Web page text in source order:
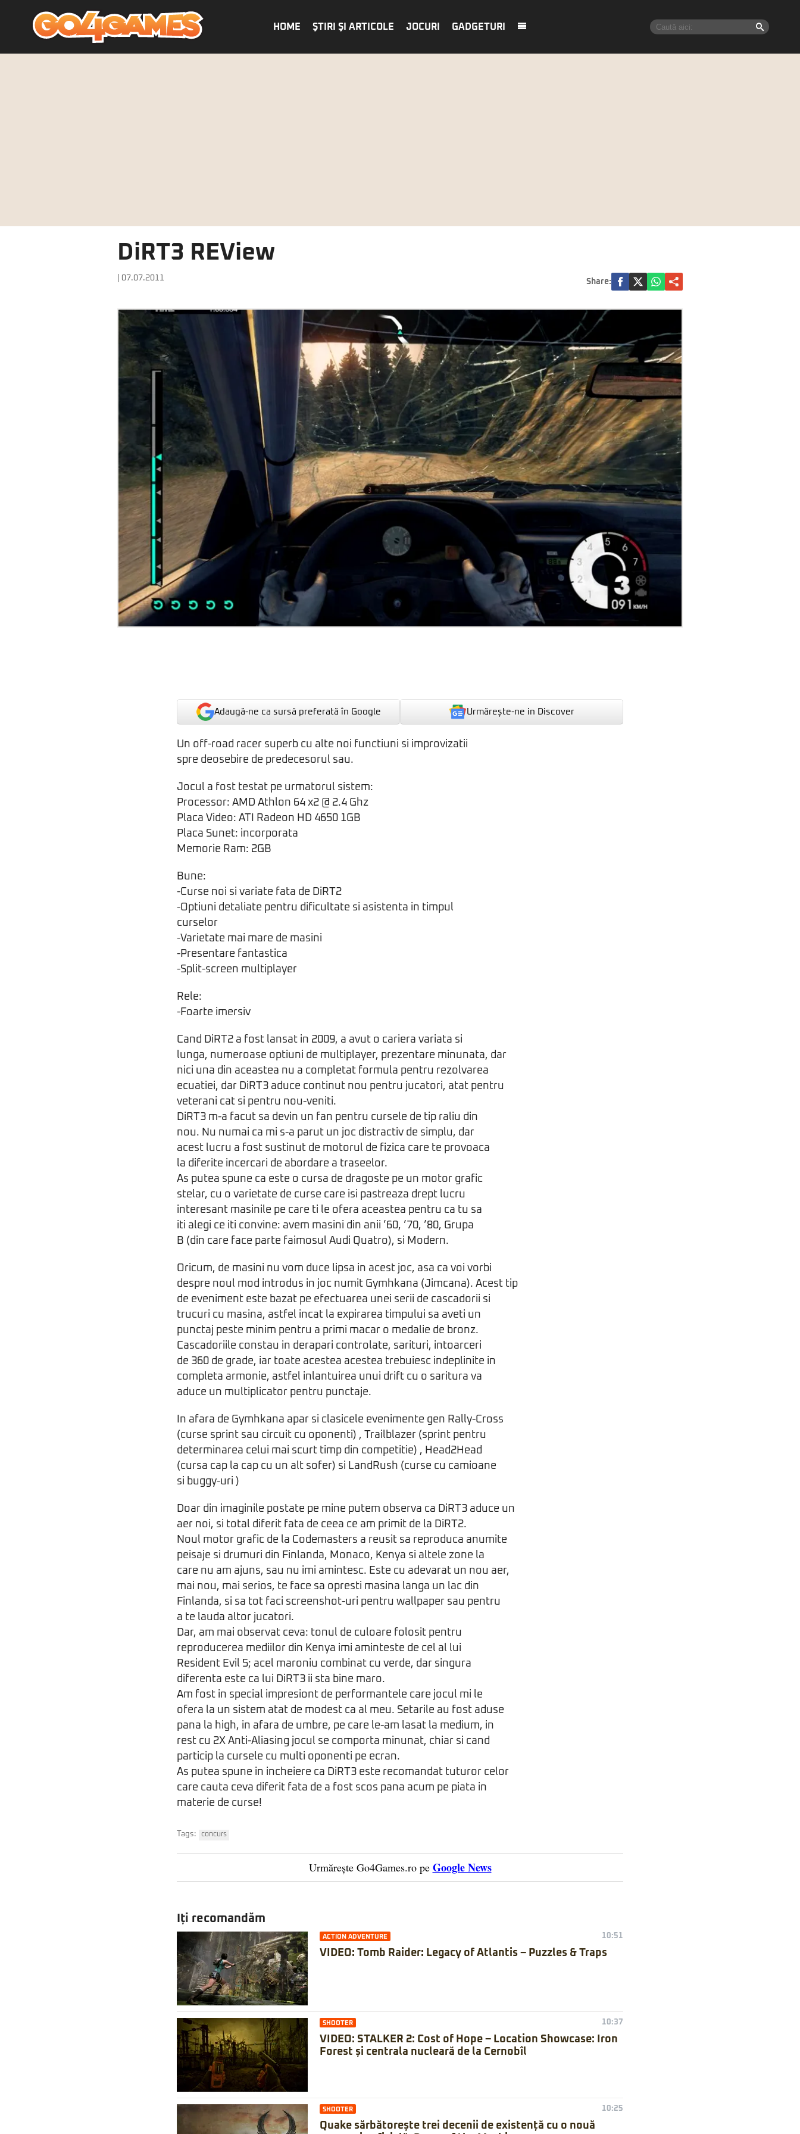
HOME ŞTIRI ŞI ARTICOLE JOCURI GADGETURI
DiRT3 REView
| 07.07.2011 Share:
Adaugă-ne ca sursă preferată în Google Urmărește-ne in Discover
Un off-road racer superb cu alte noi functiuni si improvizatii
spre deosebire de predecesorul sau.
Jocul a fost testat pe urmatorul sistem:
Processor: AMD Athlon 64 x2 @ 2.4 Ghz
Placa Video: ATI Radeon HD 4650 1GB
Placa Sunet: incorporata
Memorie Ram: 2GB
Bune:
-Curse noi si variate fata de DiRT2
-Optiuni detaliate pentru dificultate si asistenta in timpul
curselor
-Varietate mai mare de masini
-Presentare fantastica
-Split-screen multiplayer
Rele:
-Foarte imersiv
Cand DiRT2 a fost lansat in 2009, a avut o cariera variata si
lunga, numeroase optiuni de multiplayer, prezentare minunata, dar
nici una din aceastea nu a completat formula pentru rezolvarea
ecuatiei, dar DiRT3 aduce continut nou pentru jucatori, atat pentru
veterani cat si pentru nou-veniti.
DiRT3 m-a facut sa devin un fan pentru cursele de tip raliu din
nou. Nu numai ca mi s-a parut un joc distractiv de simplu, dar
acest lucru a fost sustinut de motorul de fizica care te provoaca
la diferite incercari de abordare a traseelor.
As putea spune ca este o cursa de dragoste pe un motor grafic
stelar, cu o varietate de curse care isi pastreaza drept lucru
interesant masinile pe care ti le ofera aceastea pentru ca tu sa
iti alegi ce iti convine: avem masini din anii ’60, ’70, ’80, Grupa
B (din care face parte faimosul Audi Quatro), si Modern.
Oricum, de masini nu vom duce lipsa in acest joc, asa ca voi vorbi
despre noul mod introdus in joc numit Gymhkana (Jimcana). Acest tip
de eveniment este bazat pe efectuarea unei serii de cascadorii si
trucuri cu masina, astfel incat la expirarea timpului sa aveti un
punctaj peste minim pentru a primi macar o medalie de bronz.
Cascadoriile constau in derapari controlate, sarituri, intoarceri
de 360 de grade, iar toate acestea acestea trebuiesc indeplinite in
completa armonie, astfel inlantuirea unui drift cu o saritura va
aduce un multiplicator pentru punctaje.
In afara de Gymhkana apar si clasicele evenimente gen Rally-Cross
(curse sprint sau circuit cu oponenti) , Trailblazer (sprint pentru
determinarea celui mai scurt timp din competitie) , Head2Head
(cursa cap la cap cu un alt sofer) si LandRush (curse cu camioane
si buggy-uri )
Doar din imaginile postate pe mine putem observa ca DiRT3 aduce un
aer noi, si total diferit fata de ceea ce am primit de la DiRT2.
Noul motor grafic de la Codemasters a reusit sa reproduca anumite
peisaje si drumuri din Finlanda, Monaco, Kenya si altele zone la
care nu am ajuns, sau nu imi amintesc. Este cu adevarat un nou aer,
mai nou, mai serios, te face sa opresti masina langa un lac din
Finlanda, si sa tot faci screenshot-uri pentru wallpaper sau pentru
a te lauda altor jucatori.
Dar, am mai observat ceva: tonul de culoare folosit pentru
reproducerea mediilor din Kenya imi aminteste de cel al lui
Resident Evil 5; acel maroniu combinat cu verde, dar singura
diferenta este ca lui DiRT3 ii sta bine maro.
Am fost in special impresiont de performantele care jocul mi le
ofera la un sistem atat de modest ca al meu. Setarile au fost aduse
pana la high, in afara de umbre, pe care le-am lasat la medium, in
rest cu 2X Anti-Aliasing jocul se comporta minunat, chiar si cand
particip la cursele cu multi oponenti pe ecran.
As putea spune in incheiere ca DiRT3 este recomandat tuturor celor
care cauta ceva diferit fata de a fost scos pana acum pe piata in
materie de curse!
Tags: concurs
Urmărește Go4Games.ro pe Google News
Iți recomandăm
ACTION ADVENTURE 10:51
VIDEO: Tomb Raider: Legacy of Atlantis – Puzzles & Traps
SHOOTER 10:37
VIDEO: STALKER 2: Cost of Hope – Location Showcase: Iron
Forest și centrala nucleară de la Cernobîl
SHOOTER 10:25
Quake sărbătorește trei decenii de existență cu o nouă